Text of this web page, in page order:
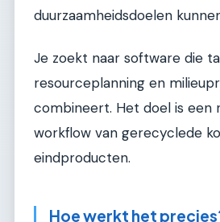
duurzaamheidsdoelen
Je zoekt naar software die
resourceplanning en
combineert. Het doel is een
workflow van gerecyclede
eindproducten.
Hoe werkt het